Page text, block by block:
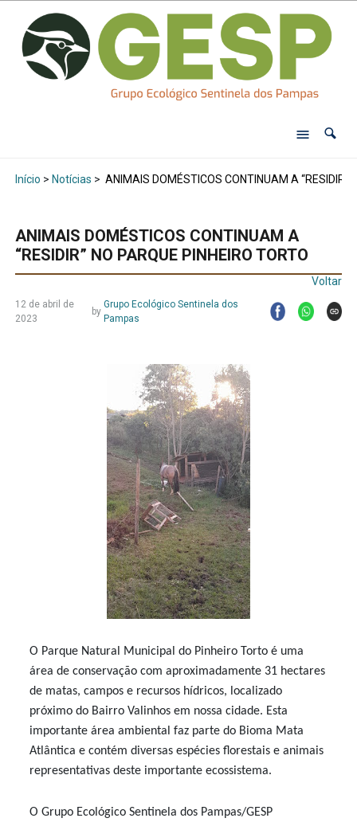
Início > Notícias > ANIMAIS DOMÉSTICOS CONTINUAM A “RESIDIR”
ANIMAIS DOMÉSTICOS CONTINUAM A
“RESIDIR” NO PARQUE PINHEIRO TORTO
Voltar
12 de abril de
2023
by
Grupo Ecológico Sentinela dos
Pampas
O Parque Natural Municipal do Pinheiro Torto é uma
área de conservação com aproximadamente 31 hectares
de matas, campos e recursos hídricos, localizado
próximo do Bairro Valinhos em nossa cidade. Esta
importante área ambiental faz parte do Bioma Mata
Atlântica e contém diversas espécies florestais e animais
representativas deste importante ecossistema.
O Grupo Ecológico Sentinela dos Pampas/GESP